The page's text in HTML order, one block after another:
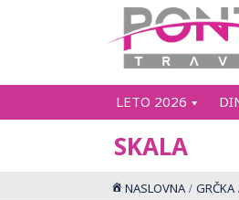
LETO 2026
SKALA
NASLOVNA GRČKA